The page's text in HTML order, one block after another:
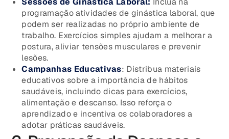
programação atividades de ginástica laboral, que
podem ser realizadas no próprio ambiente de
trabalho. Exercícios simples ajudam a melhorar a
postura, aliviar tensões musculares e prevenir
lesões.
Campanhas Educativas: Distribua materiais
educativos sobre a importância de hábitos
saudáveis, incluindo dicas para exercícios,
alimentação e descanso. Isso reforça o
aprendizado e incentiva os colaboradores a
adotar práticas saudáveis.